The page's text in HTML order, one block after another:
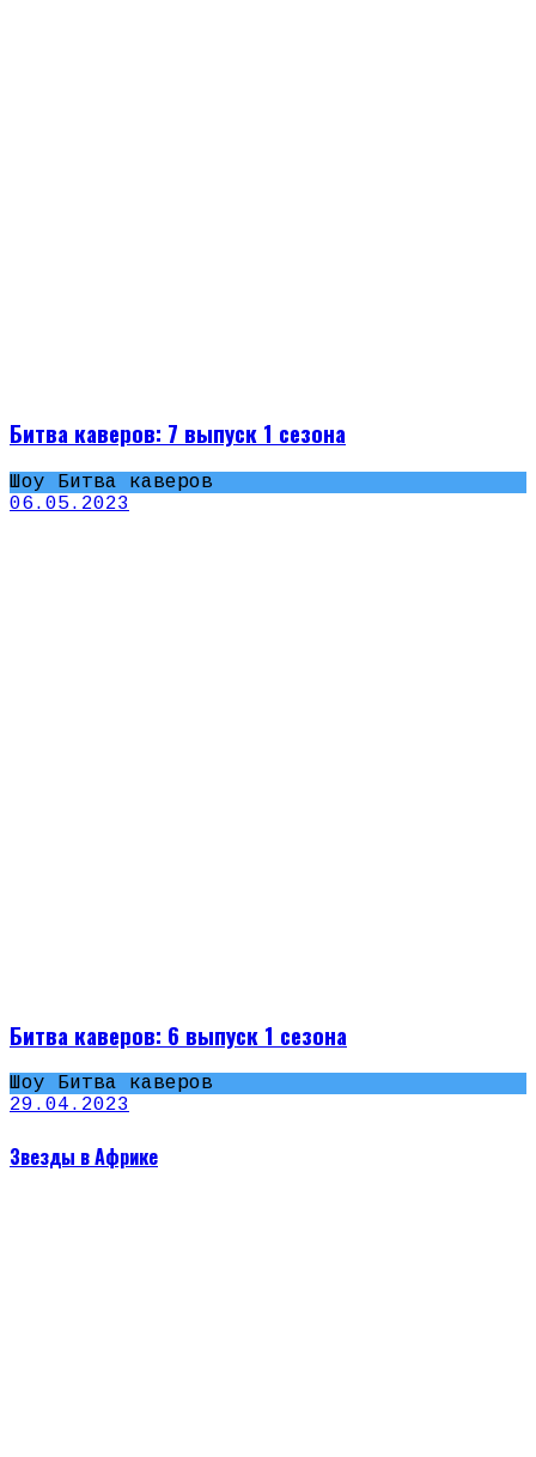
Битва каверов: 7 выпуск 1 сезона
Шоу Битва каверов
06.05.2023
Битва каверов: 6 выпуск 1 сезона
Шоу Битва каверов
29.04.2023
Звезды в Африке